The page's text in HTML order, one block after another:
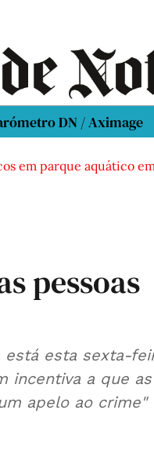
DN / Aximage
parque aquático em
pessoas
está esta sexta-
incentiva a que as
apelo ao crime"